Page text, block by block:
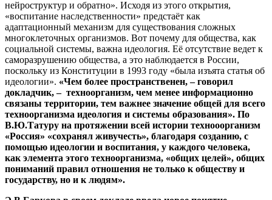
нейроструктур и обратно». Исходя из этого открытия,
«воспитание наследственности» предстаёт как
адаптационный механизм для существования сложных
многоклеточных организмов. Вот почему для общества, как
социальной системы, важна идеология. Её отсутствие ведет к
саморазрушению общества, а это наблюдается в России,
поскольку из Конституции в 1993 году «была изъята статья об
идеологии». «Чем более пространственен, – говорил
докладчик, – техноорганизм, чем менее информационно
связаны территории, тем важнее значение общей для всего
техноорганизма идеология и системы образования». По
В.Ю.Татуру на протяжении всей истории технооорганизм
«Россия» «сохранял живучесть», благодаря созданию, с
помощью идеологии и воспитания, у каждого человека,
как элемента этого техноорганизма, «общих целей», общих
пониманий правил отношения не только к обществу и
государству, но и к людям».